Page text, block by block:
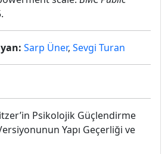
Sarp Üner, Sevgi Turan
Psikolojik Güçlendirme
Yapı Geçerliği ve